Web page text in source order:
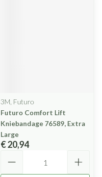
3M, Futuro
Futuro Comfort Lift
Kniebandage 76589, Extra
Large
€ 20,94